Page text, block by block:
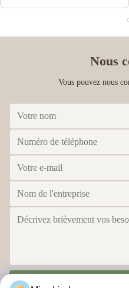
Nous
Vous pouvez nous